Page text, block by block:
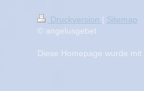
Druckversion | Sitemap
© angelusgebet
Diese Homepage wurde mit